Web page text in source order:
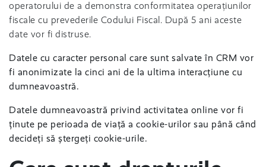
operatorului de a demonstra conformitatea operațiunilor
fiscale cu prevederile Codului Fiscal. După 5 ani aceste
date vor fi distruse.
Datele cu caracter personal care sunt salvate în CRM vor
fi anonimizate la cinci ani de la ultima interacțiune cu
dumneavoastră.
Datele dumneavoastră privind activitatea online vor fi
ținute pe perioada de viață a cookie-urilor sau până când
decideți să ștergeți cookie-urile.